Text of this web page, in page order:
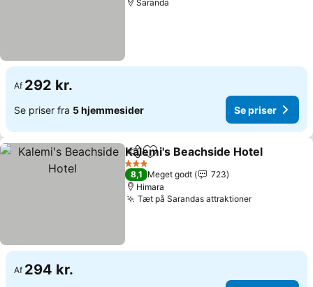
Saranda
Af 292 kr.
Se priser fra 5 hjemmesider Se priser
Del Føj til favoritter
Kalemi's Beachside Hotel
3 Stjerner
8,1 Meget godt
723
Himara
Tæt på Sarandas attraktioner
Af 294 kr.